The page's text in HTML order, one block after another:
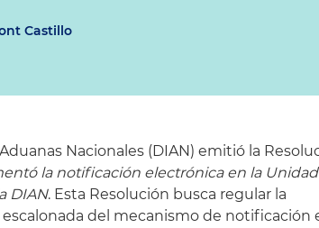
Castillo
Nacionales (DIAN) emitió la
la notificación electrónica en la Unidad
DIAN. Esta Resolución busca regular la
del mecanismo de notificación